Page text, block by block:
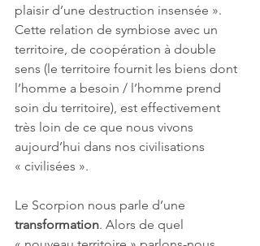
plaisir d’une destruction insensée ».
Cette relation de symbiose avec un
territoire, de coopération à double
sens (le territoire fournit les biens dont
l’homme a besoin / l’homme prend
soin du territoire), est effectivement
très loin de ce que nous vivons
aujourd’hui dans nos civilisations
« civilisées ».
Le Scorpion nous parle d’une
transformation. Alors de quel